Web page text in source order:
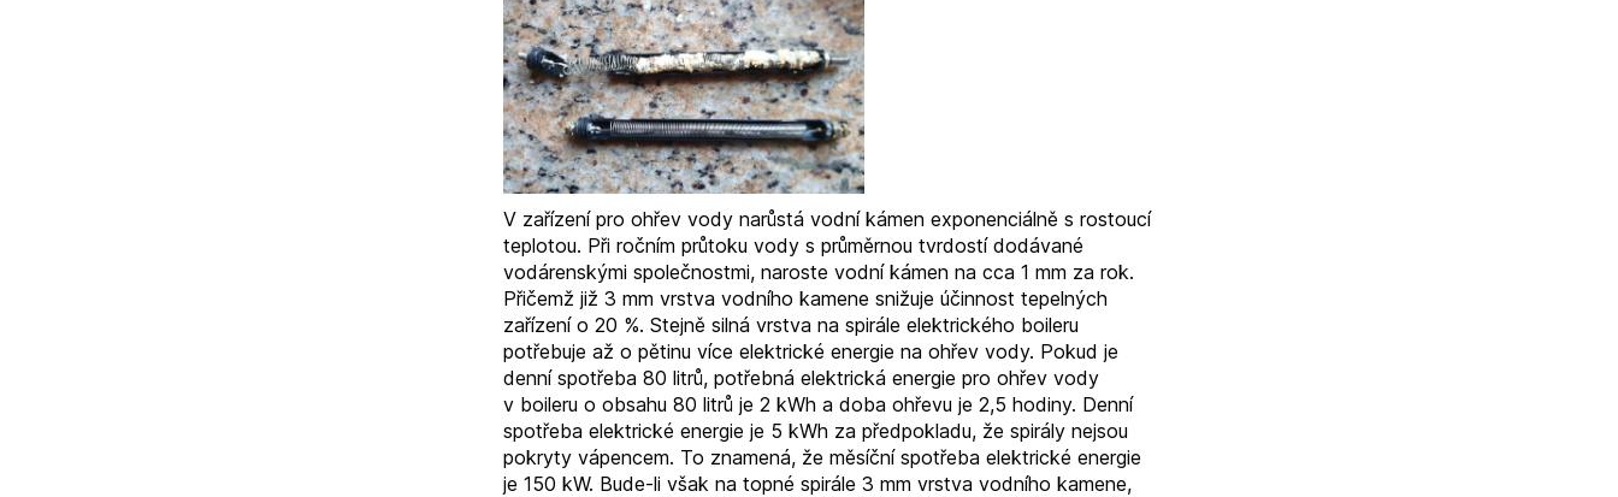
V zařízení pro ohřev vody narůstá vodní kámen exponenciálně s rostoucí
teplotou. Při ročním průtoku vody s průměrnou tvrdostí dodávané
vodárenskými společnostmi, naroste vodní kámen na cca 1 mm za rok.
Přičemž již 3 mm vrstva vodního kamene snižuje účinnost tepelných
zařízení o 20 %. Stejně silná vrstva na spirále elektrického boileru
potřebuje až o pětinu více elektrické energie na ohřev vody. Pokud je
denní spotřeba 80 litrů, potřebná elektrická energie pro ohřev vody
v boileru o obsahu 80 litrů je 2 kWh a doba ohřevu je 2,5 hodiny. Denní
spotřeba elektrické energie je 5 kWh za předpokladu, že spirály nejsou
pokryty vápencem. To znamená, že měsíční spotřeba elektrické energie
je 150 kW. Bude-li však na topné spirále 3 mm vrstva vodního kamene,